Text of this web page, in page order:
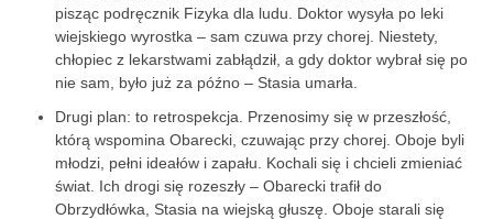
pisząc podręcznik Fizyka dla ludu. Doktor wysyła po leki
wiejskiego wyrostka – sam czuwa przy chorej. Niestety,
chłopiec z lekarstwami zabłądził, a gdy doktor wybrał się po
nie sam, było już za późno – Stasia umarła.
Drugi plan: to retrospekcja. Przenosimy się w przeszłość,
którą wspomina Obarecki, czuwając przy chorej. Oboje byli
młodzi, pełni ideałów i zapału. Kochali się i chcieli zmieniać
świat. Ich drogi się rozeszły – Obarecki trafił do
Obrzydłówka, Stasia na wiejską głuszę. Oboje starali się